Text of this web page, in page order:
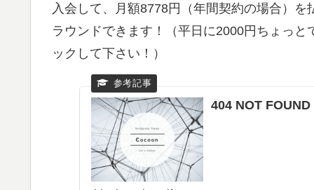
入会して、月額8778円（年間契約の場合）
ラウンドできます！（平日に2000円ちょっ
ックして下さい！）
404 NOT